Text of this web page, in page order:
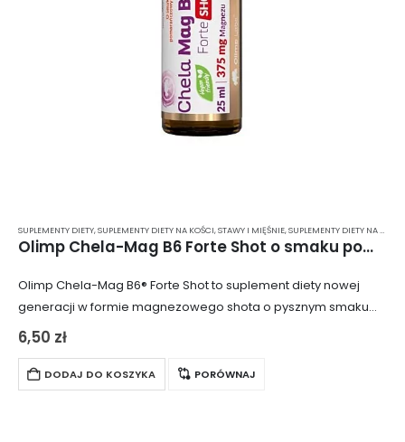
SUPLEMENTY DIETY,SUPLEMENTY DIETY NA KOŚCI, STAWY I MIĘŚNIE,SUPLEMENTY DIETY NA ODPORNOŚĆ
Olimp Chela-Mag B6 Forte Shot o smaku pomarańczy – szklana ampułka 25 ml
Olimp Chela-Mag B6® Forte Shot to suplement diety nowej
generacji w formie magnezowego shota o pysznym smaku
pomarańczowym. Każda szklana buteleczka zawiera 375 mg
magnezu w formie wysoko przyswajalnego i…
6,50 zł
DODAJ DO KOSZYKA PORÓWNAJ